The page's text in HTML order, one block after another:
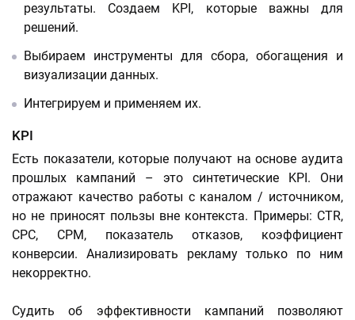
результаты. Создаем KPI, которые важны для
решений.
Выбираем инструменты для сбора, обогащения и
визуализации данных.
Интегрируем и применяем их.
KPI
Есть показатели, которые получают на основе аудита
прошлых кампаний – это синтетические KPI. Они
отражают качество работы с каналом / источником,
но не приносят пользы вне контекста. Примеры: CTR,
СPC, CPM, показатель отказов, коэффициент
конверсии. Анализировать рекламу только по ним
некорректно.
Судить об эффективности кампаний позволяют